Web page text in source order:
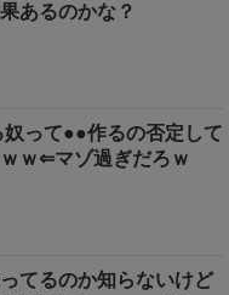
あるのかな？
奴って●●作るの否定して
ｗ⇐マゾ過ぎだろｗ
てるのか知らないけど